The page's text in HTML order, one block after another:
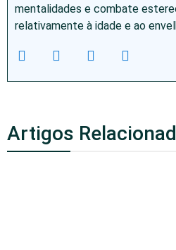
mentalidades e combate
relativamente à idade e ao
Artigos